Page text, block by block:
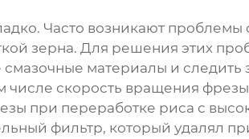
Часто возникают проблемы
зерна. Для решения этих
материалы и следить
числе скорость вращения
при переработке риса с
фильтр, который удалял